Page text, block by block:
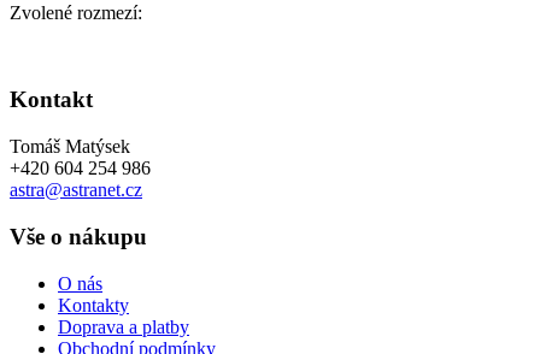
Zvolené rozmezí:
Kontakt
Tomáš Matýsek
+420 604 254 986
astra@astranet.cz
Vše o nákupu
O nás
Kontakty
Doprava a platby
Obchodní podmínky